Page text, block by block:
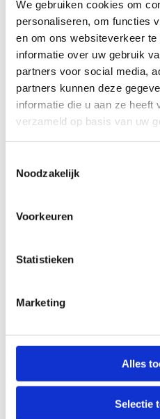
We gebruiken cookies om
personaliseren, om functies
en om ons websiteverkeer
informatie over uw gebruik
partners voor social media,
partners kunnen deze
informatie die u aan ze heeft
verzameld op basis van uw
Noodzakelijk
Voorkeuren
Statistieken
Marketing
Alles
Selectie
omgevingsprikkels
er ook een scorebord
doven (visueel).
Naast G-sport kan de
voor vechtsporten en
spiegelwand verander
seconden in een grote
interactieve
aan te vragen. We
Bekijk de tarieven